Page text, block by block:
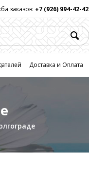
заказов: +7 (926) 994-42-42
Доставка и Оплата